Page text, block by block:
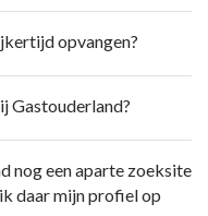
opvangen?
Gastouderland?
nog een aparte zoeksite
daar mijn profiel op